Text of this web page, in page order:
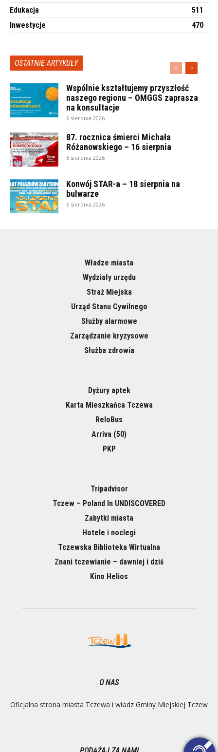
Edukacja
511
Inwestycje
470
OSTATNIE ARTYKUŁY
Wspólnie kształtujemy przyszłość
naszego regionu – OMGGS zaprasza
na konsultacje
6 sierpnia 2026
87. rocznica śmierci Michała
Różanowskiego – 16 sierpnia
6 sierpnia 2026
Konwój STAR-a – 18 sierpnia na
bulwarze
6 sierpnia 2026
Władze miasta
Wydziały urzędu
Straż Miejska
Urząd Stanu Cywilnego
Służby alarmowe
Zarządzanie kryzysowe
Służba zdrowia
Dyżury aptek
Karta Mieszkańca Tczewa
ReloBus
Arriva (50)
PKP
Tripadvisor
Tczew – Poland In UNDISCOVERED
Zabytki miasta
Hotele i noclegi
Tczewska Biblioteka Wirtualna
Znani tczewianie – dawniej i dziś
Kino Helios
O NAS
Oficjalna strona miasta Tczewa i władz Gminy Miejskiej Tczew